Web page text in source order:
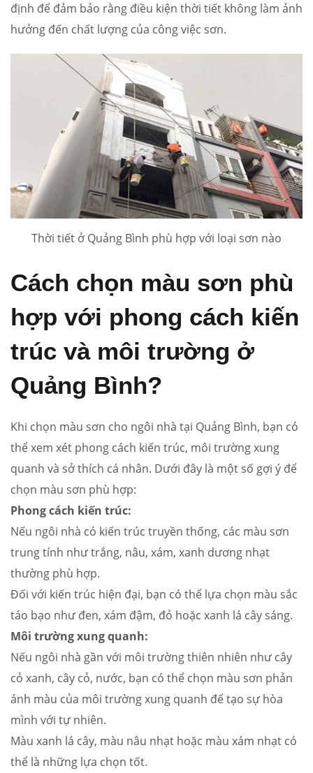
định để đảm bảo rằng điều kiện thời tiết không làm ảnh
hưởng đến chất lượng của công việc sơn.
Thời tiết ở Quảng Bình phù hợp với loại sơn nào
Cách chọn màu sơn phù
hợp với phong cách kiến
trúc và môi trường ở
Quảng Bình?
Khi chọn màu sơn cho ngôi nhà tại Quảng Bình, bạn có
thể xem xét phong cách kiến trúc, môi trường xung
quanh và sở thích cá nhân. Dưới đây là một số gợi ý để
chọn màu sơn phù hợp:
Phong cách kiến trúc:
Nếu ngôi nhà có kiến trúc truyền thống, các màu sơn
trung tính như trắng, nâu, xám, xanh dương nhạt
thường phù hợp.
Đối với kiến trúc hiện đại, bạn có thể lựa chọn màu sắc
táo bạo như đen, xám đậm, đỏ hoặc xanh lá cây sáng.
Môi trường xung quanh:
Nếu ngôi nhà gần với môi trường thiên nhiên như cây
cỏ xanh, cây cỏ, nước, bạn có thể chọn màu sơn phản
ánh màu của môi trường xung quanh để tạo sự hòa
mình với tự nhiên.
Màu xanh lá cây, màu nâu nhạt hoặc màu xám nhạt có
thể là những lựa chọn tốt.